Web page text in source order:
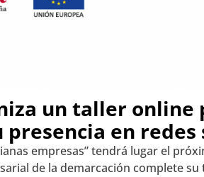
un taller online
en redes
empresas” tendrá lugar el
de la demarcación complete